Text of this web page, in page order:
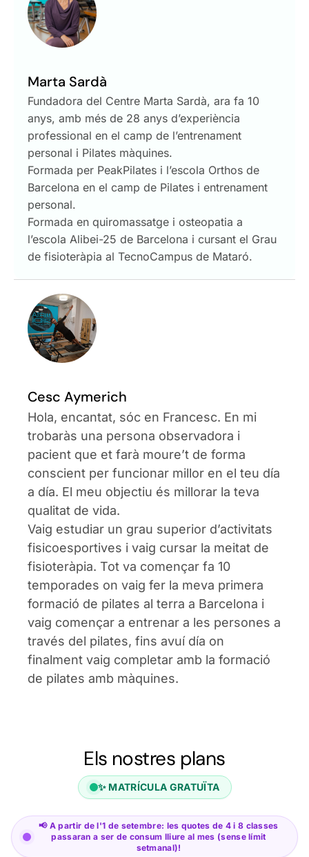
Marta Sardà
Fundadora del Centre Marta Sardà, ara fa 10
anys, amb més de 28 anys d’experiència
professional en el camp de l’entrenament
personal i Pilates màquines.
Formada per PeakPilates i l’escola Orthos de
Barcelona en el camp de Pilates i entrenament
personal.
Formada en quiromassatge i osteopatia a
l’escola Alibei-25 de Barcelona i cursant el Grau
de fisioteràpia al TecnoCampus de Mataró.
Cesc Aymerich
Hola, encantat, sóc en Francesc. En mi
trobaràs una persona observadora i
pacient que et farà moure’t de forma
conscient per funcionar millor en el teu día
a día. El meu objectiu és millorar la teva
qualitat de vida.
Vaig estudiar un grau superior d’activitats
fisicoesportives i vaig cursar la meitat de
fisioteràpia. Tot va començar fa 10
temporades on vaig fer la meva primera
formació de pilates al terra a Barcelona i
vaig començar a entrenar a les persones a
través del pilates, fins avuí día on
finalment vaig completar amb la formació
de pilates amb màquines.
Els nostres plans
✨ MATRÍCULA GRATUÏTA
📢 A partir de l'1 de setembre: les quotes de 4 i 8 classes
passaran a ser de consum lliure al mes (sense límit
setmanal)!